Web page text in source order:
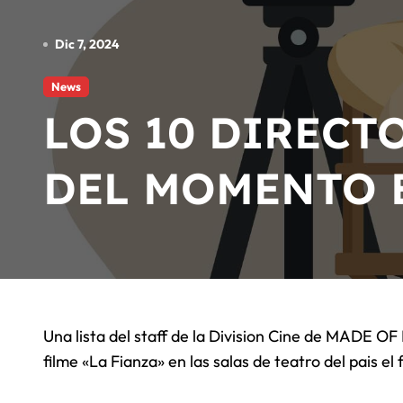
Angel Huellas: Para Su
La Etnnia: Para Su
El Reggaeton Beach 2026
Arrancó el Starlite Occident
Dic 7, 2024
News
LOS 10
DEL MOMENTO
Una lista del staff de la Division Cine de MADE OF MUSIC LATINO ESPAÑA, a propósito del estreno del
filme «La Fianza» en las salas de teatro del pais el